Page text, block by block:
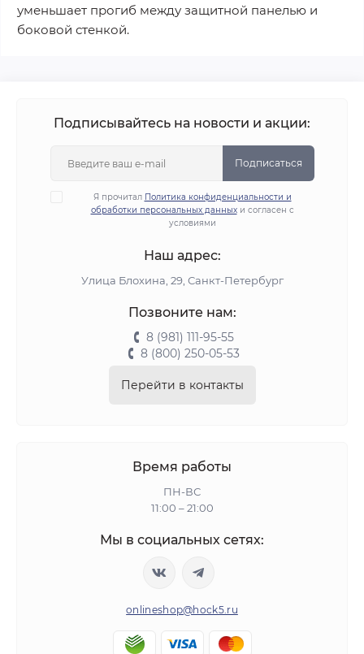
уменьшает прогиб между защитной панелью и
боковой стенкой.
Подписывайтесь на новости и акции:
Подписаться
Я прочитал Политика конфиденциальности и
обработки персональных данныхи согласен с
условиями
Наш адрес:
Улица Блохина, 29, Санкт-Петербург
Позвоните нам:
8 (981) 111-95-55
8 (800) 250-05-53
Перейти в контакты
Время работы
ПН-ВС
11:00 – 21:00
Мы в социальных сетях:
onlineshop@hock5.ru